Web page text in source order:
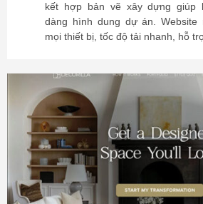
kết hợp bản vẽ xây dựng giúp
dàng hình dung dự án. Website
mọi thiết bị, tốc độ tải nhanh, hỗ